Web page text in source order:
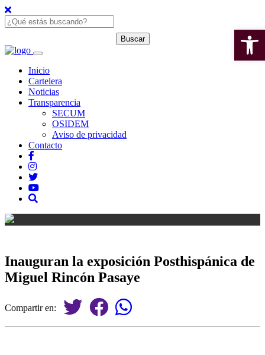
Inicio
Cartelera
Noticias
Transparencia
SECUM
OSIDEM
Aviso de privacidad
Contacto
Inauguran la exposición Posthispánica de
Miguel Rincón Pasaye
Compartir en: